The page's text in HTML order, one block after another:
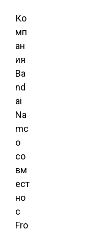
Ко
мп
ан
ия
Ba
nd
ai
Na
mc
o
со
вм
ест
но
с
Fro